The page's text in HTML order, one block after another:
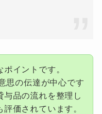
ポイントです。
思の伝達が中心です
与品の流れを整理し
評価されています。